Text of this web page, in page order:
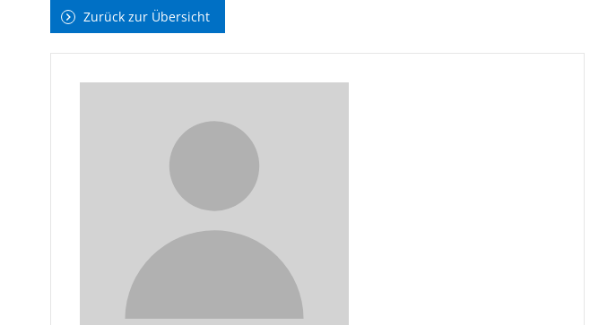
Zurück zur Übersicht